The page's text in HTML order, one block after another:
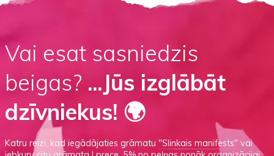
Vai esat sasniedzis
beigas? ...Jūs izglābāt
dzīvniekus! 🌍
Katru reizi, kad iegādājaties grāmatu "Slinkais manifests" vai